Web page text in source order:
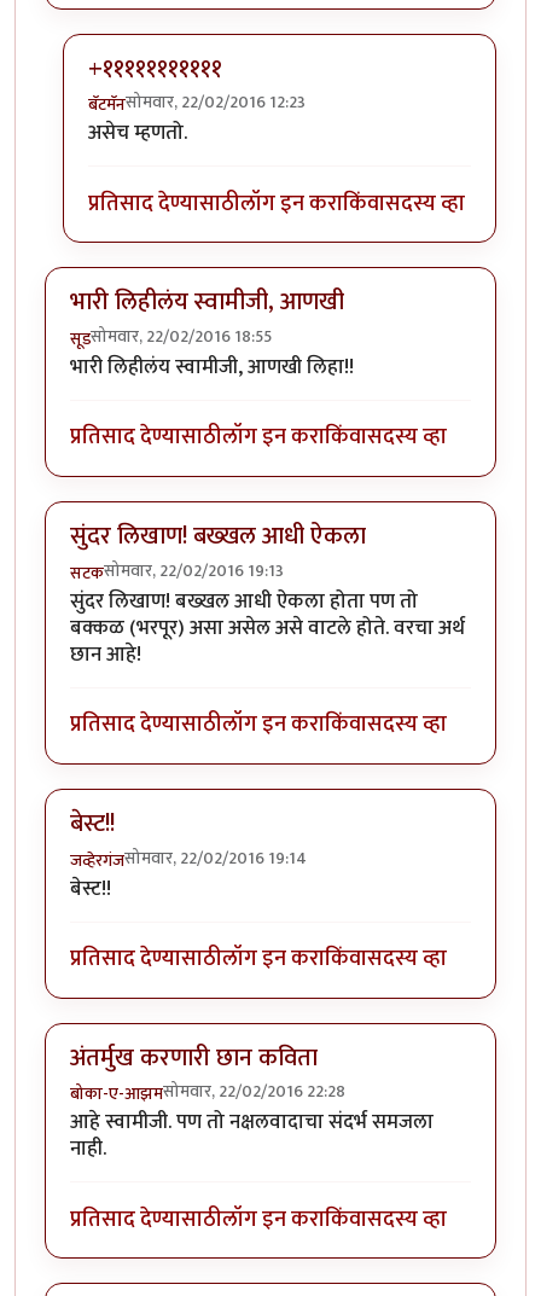
+१११११११११११
बॅटमॅनसोमवार, 22/02/2016 12:23
In reply toपूर्ण नाही समजली पण वाचायला
असेच म्हणतो.
प्रतिसाद देण्यासाठीलॉग इन कराकिंवासदस्य व्हा
भारी लिहीलंय स्वामीजी, आणखी
सूडसोमवार, 22/02/2016 18:55
भारी लिहीलंय स्वामीजी, आणखी लिहा!!
प्रतिसाद देण्यासाठीलॉग इन कराकिंवासदस्य व्हा
सुंदर लिखाण! बख्खल आधी ऐकला
सटकसोमवार, 22/02/2016 19:13
सुंदर लिखाण! बख्खल आधी ऐकला होता पण तो
बक्कळ (भरपूर) असा असेल असे वाटले होते. वरचा अर्थ
छान आहे!
प्रतिसाद देण्यासाठीलॉग इन कराकिंवासदस्य व्हा
बेस्ट!!
जव्हेरगंजसोमवार, 22/02/2016 19:14
बेस्ट!!
प्रतिसाद देण्यासाठीलॉग इन कराकिंवासदस्य व्हा
अंतर्मुख करणारी छान कविता
बोका-ए-आझमसोमवार, 22/02/2016 22:28
आहे स्वामीजी. पण तो नक्षलवादाचा संदर्भ समजला
नाही.
प्रतिसाद देण्यासाठीलॉग इन कराकिंवासदस्य व्हा